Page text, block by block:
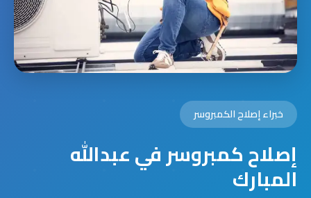
خبراء إصلاح الكمبروسر
إصلاح كمبروسر في عبدالله
المبارك